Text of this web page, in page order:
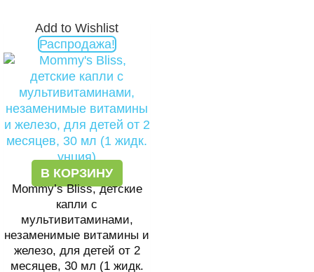
Add to Wishlist
Распродажа!
В КОРЗИНУ
Mommy’s Bliss, детские
капли с
мультивитаминами,
незаменимые витамины и
железо, для детей от 2
месяцев, 30 мл (1 жидк.